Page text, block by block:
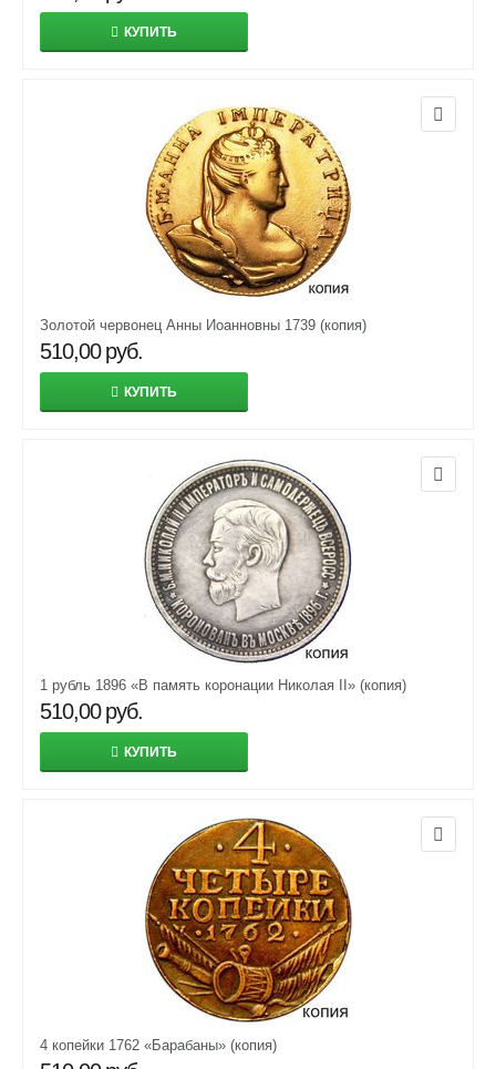
КУПИТЬ
Золотой червонец Анны Иоанновны 1739 (копия)
510,00 руб.
КУПИТЬ
1 рубль 1896 «В память коронации Николая II» (копия)
510,00 руб.
КУПИТЬ
4 копейки 1762 «Барабаны» (копия)